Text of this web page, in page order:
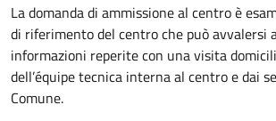
La domanda di ammissione al centro è
di riferimento del centro che può avvalersi
informazioni reperite con una visita
dell’équipe tecnica interna al centro e dai
Comune.